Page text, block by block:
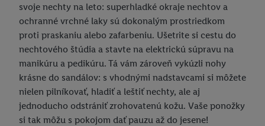
svoje nechty na leto: superhladké okraje nechtov a
ochranné vrchné laky sú dokonalým prostriedkom
proti praskaniu alebo zafarbeniu. Ušetrite si cestu do
nechtového štúdia a stavte na elektrickú súpravu na
manikúru a pedikúru. Tá vám zároveň vykúzli nohy
krásne do sandálov: s vhodnými nadstavcami si môžete
nielen pilníkovať, hladiť a leštiť nechty, ale aj
jednoducho odstrániť zrohovatenú kožu. Vaše ponožky
si tak môžu s pokojom dať pauzu až do jesene!